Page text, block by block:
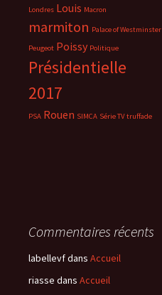
Londres Louis Macron
marmiton Palace of Westminster
Peugeot Poissy Politique
Présidentielle
2017
PSA Rouen SIMCA Série TV truffade
Commentaires récents
labellevfdans Accueil
riasse dans Accueil